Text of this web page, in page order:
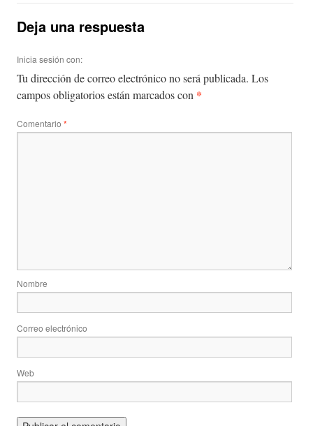
Deja una respuesta
Inicia sesión con:
Tu dirección de correo electrónico no será publicada. Los
campos obligatorios están marcados con *
Comentario *
Nombre
Correo electrónico
Web